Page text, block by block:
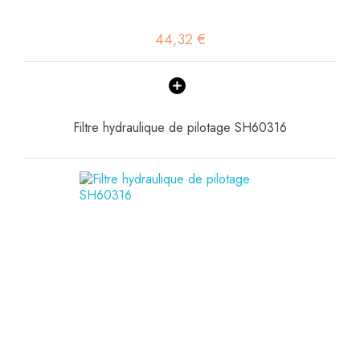
44,32 €
Filtre hydraulique de pilotage SH60316